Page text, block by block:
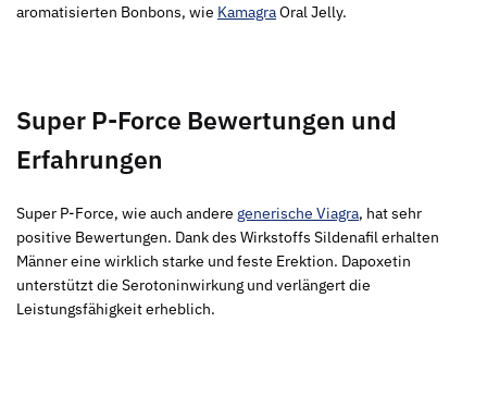
aromatisierten Bonbons, wie KamagraOral Jelly.
Super P-Force Bewertungen und
Erfahrungen
Super P-Force, wie auch andere generische Viagra, hat sehr
positive Bewertungen. Dank des Wirkstoffs Sildenafil erhalten
Männer eine wirklich starke und feste Erektion. Dapoxetin
unterstützt die Serotoninwirkung und verlängert die
Leistungsfähigkeit erheblich.